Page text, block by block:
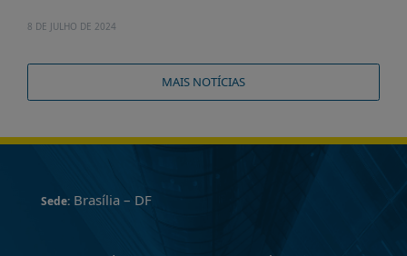
8 DE JULHO DE 2024
MAIS NOTÍCIAS
Sede:Brasília – DF